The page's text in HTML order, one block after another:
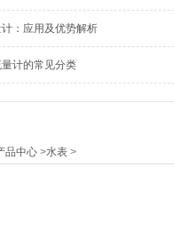
：应用及优势解析
计的常见分类
品中心 >水表 >